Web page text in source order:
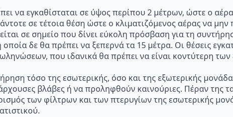
να εγκαθίσταται σε ύψος περίπου 2 μέτρων, ώστε ο
σε τέτοια θέση ώστε ο κλιματιζόμενος αέρας να
σε σημείο που δίνει εύκολη πρόσβαση για τη
δε θα πρέπει να ξεπερνά τα 15 μέτρα. Οι θέσεις
που ιδανικά θα πρέπει να είναι κοντύτερη
τόσο της εσωτερικής, όσο και της εξωτερικής
βλάβες ή να προληφθούν καινούριες. Πέραν της
των φίλτρων και των πτερυγίων της εσωτερικής